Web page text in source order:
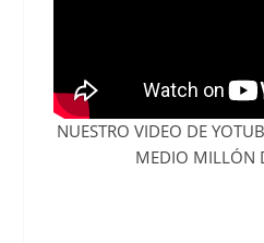
NUESTRO VIDEO DE
MEDIO MILLÓN